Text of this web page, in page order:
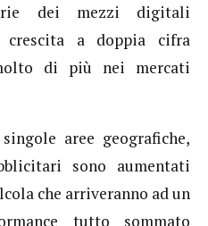
dei mezzi digitali
a doppia cifra
di più nei mercati
aree geografiche,
sono aumentati
che arriveranno ad un
tutto sommato